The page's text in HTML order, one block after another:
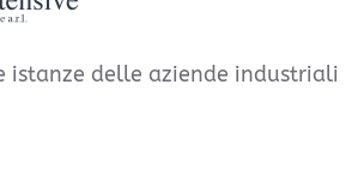
istanze delle aziende industriali